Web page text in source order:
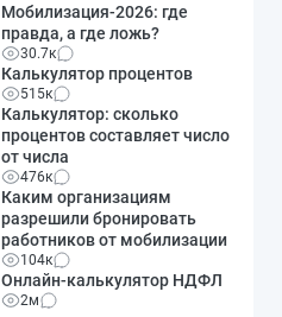
Мобилизация-2026: где
правда, а где ложь?
30.7к
Калькулятор процентов
515к
Калькулятор: сколько
процентов составляет число
от числа
476к
Каким организациям
разрешили бронировать
работников от мобилизации
104к
Онлайн-калькулятор НДФЛ
2м